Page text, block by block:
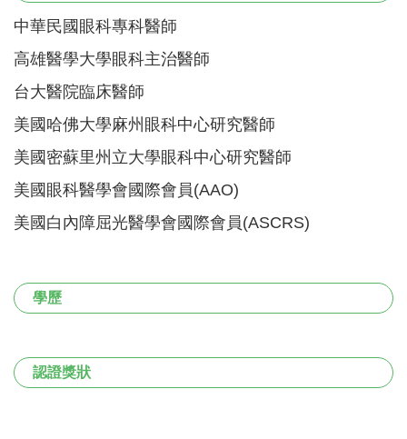
中華民國眼科專科醫師
高雄醫學大學眼科主治醫師
台大醫院臨床醫師
美國哈佛大學麻州眼科中心研究醫師
美國密蘇里州立大學眼科中心研究醫師
美國眼科醫學會國際會員(AAO)
美國白內障屈光醫學會國際會員(ASCRS)
學歷
認證獎狀